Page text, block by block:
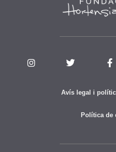
Avís legal i
Política de